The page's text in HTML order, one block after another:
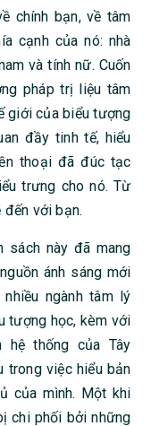
chính bạn, về tâm
cạnh của nó: nhà
và tính nữ. Cuốn
pháp trị liệu tâm
giới của biểu tượng
đầy tinh tế, hiểu
thoại đã đúc tạc
trưng cho nó. Từ
với bạn.
sách này đã mang
ánh sáng mới
ngành tâm lý
tượng học, kèm với
thống của Tây
trong việc hiểu bản
của mình. Một khi
chi phối bởi những